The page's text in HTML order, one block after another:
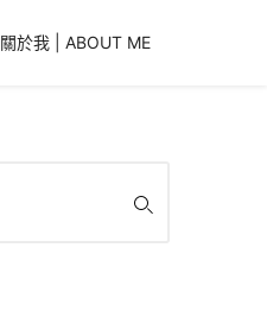
關於我 | ABOUT ME